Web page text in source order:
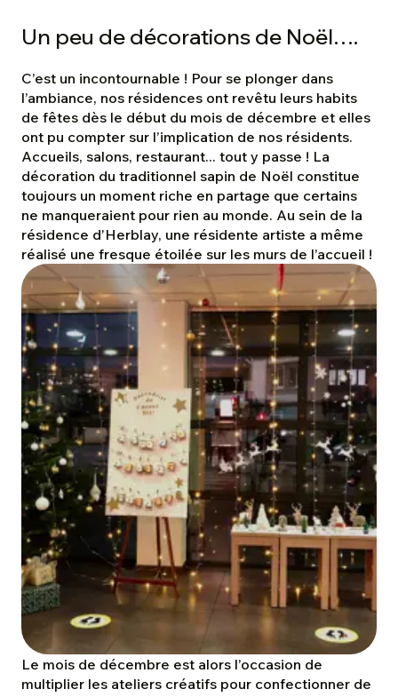
Un peu de décorations de Noël….
C’est un incontournable ! Pour se plonger dans
l’ambiance, nos résidences ont revêtu leurs habits
de fêtes dès le début du mois de décembre et elles
ont pu compter sur l’implication de nos résidents.
Accueils, salons, restaurant... tout y passe ! La
décoration du traditionnel sapin de Noël constitue
toujours un moment riche en partage que certains
ne manqueraient pour rien au monde. Au sein de la
résidence d’Herblay, une résidente artiste a même
réalisé une fresque étoilée sur les murs de l’accueil !
Le mois de décembre est alors l’occasion de
multiplier les ateliers créatifs pour confectionner de